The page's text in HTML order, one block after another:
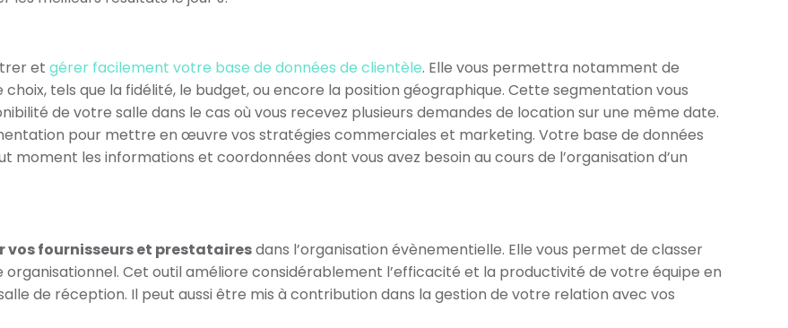
et gérer facilement votre base de données de clientèle. Elle vous permettra notamment de
tels que la fidélité, le budget, ou encore la position géographique. Cette segmentation vous
de votre salle dans le cas où vous recevez plusieurs demandes de location sur une même date.
pour mettre en œuvre vos stratégies commerciales et marketing. Votre base de données
les informations et coordonnées dont vous avez besoin au cours de l’organisation d’un
vos fournisseurs et prestatairesdans l’organisation évènementielle. Elle vous permet de classer
Cet outil améliore considérablement l’efficacité et la productivité de votre équipe en
de réception. Il peut aussi être mis à contribution dans la gestion de votre relation avec vos